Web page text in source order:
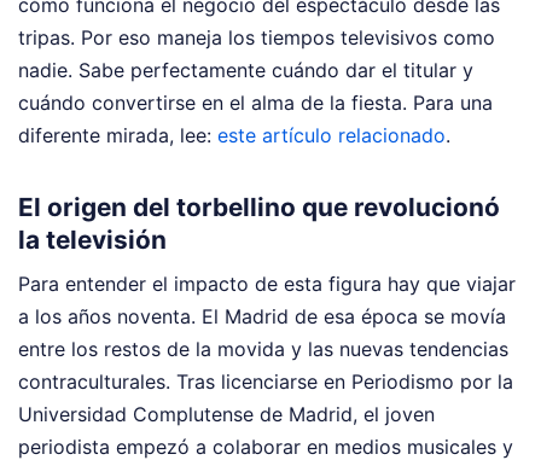
cómo funciona el negocio del espectáculo desde las
tripas. Por eso maneja los tiempos televisivos como
nadie. Sabe perfectamente cuándo dar el titular y
cuándo convertirse en el alma de la fiesta. Para una
diferente mirada, lee: este artículo relacionado.
El origen del torbellino que revolucionó
la televisión
Para entender el impacto de esta figura hay que viajar
a los años noventa. El Madrid de esa época se movía
entre los restos de la movida y las nuevas tendencias
contraculturales. Tras licenciarse en Periodismo por la
Universidad Complutense de Madrid, el joven
periodista empezó a colaborar en medios musicales y